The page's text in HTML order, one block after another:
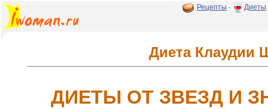
Рецепты · Диеты
Диета
ДИЕТЫ ОТ ЗВЕЗД И